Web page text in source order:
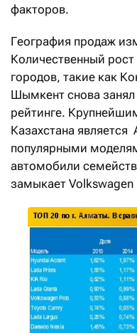
факторов.
География продаж
Количественный
городов, такие как
Шымкент снова
рейтинге.
Казахстана
популярными
автомобили
замыкает Volkswagen